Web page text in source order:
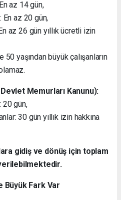
az 14 gün,
En az 20 gün,
az 26 gün yıllık ücretli izin
50 yaşından büyük çalışanların
Memurları Kanunu):
20 gün,
30 gün yıllık izin hakkına
gidiş ve dönüş için toplam
Büyük Fark Var